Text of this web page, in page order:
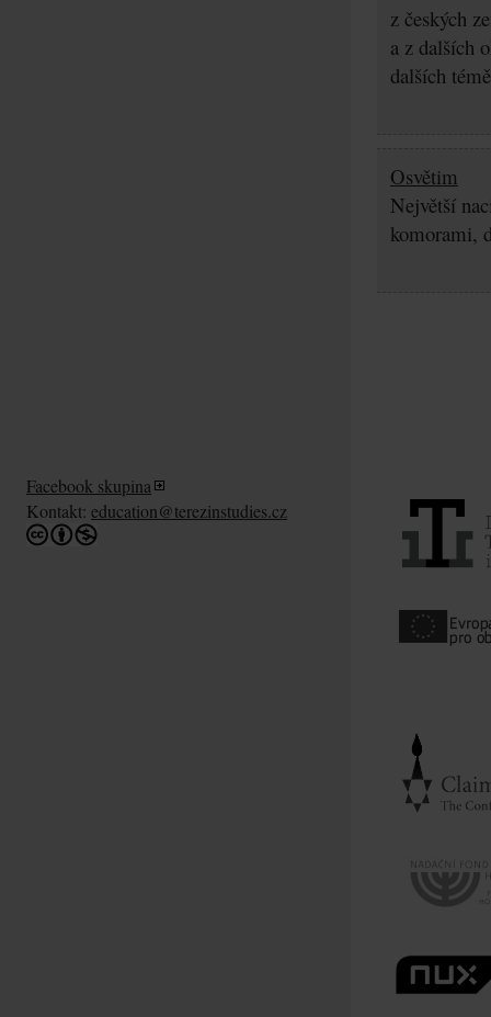
z českých
a z dalších
dalších
Osvětim
Největší
komorami,
Facebook skupina
Kontakt: education@terezinstudies.cz